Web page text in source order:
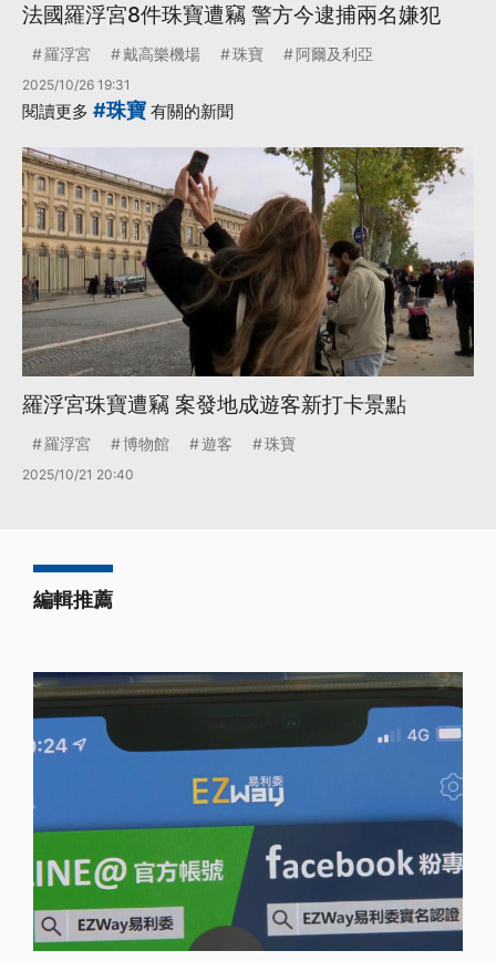
法國羅浮宮8件珠寶遭竊 警方今逮捕兩名嫌犯
羅浮宮 戴高樂機場 珠寶 阿爾及利亞
2025/10/26 19:31
閱讀更多 #珠寶 有關的新聞
羅浮宮珠寶遭竊 案發地成遊客新打卡景點
羅浮宮 博物館 遊客 珠寶
2025/10/21 20:40
編輯推薦